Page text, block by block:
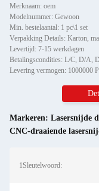
Merknaam: oem
Modelnummer: Gewoon
Min. bestelaantal: 1 pc\1 set
Verpakking Details: Karton,
Levertijd: 7-15 werkdagen
Betalingscondities: L/C, D/A,
Levering vermogen: 1000000
Markeren: Lasersnijde
CNC-draaiende
1Sleutelwoord: